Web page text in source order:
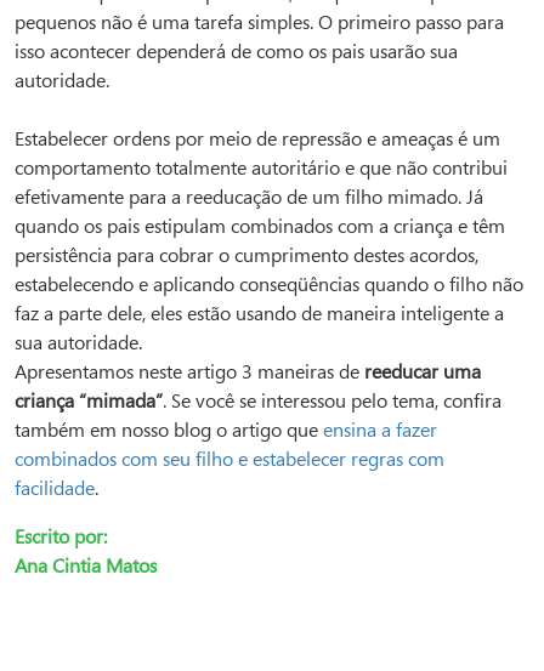
pequenos não é uma tarefa simples. O primeiro passo para
isso acontecer dependerá de como os pais usarão sua
autoridade.
Estabelecer ordens por meio de repressão e ameaças é um
comportamento totalmente autoritário e que não contribui
efetivamente para a reeducação de um filho mimado. Já
quando os pais estipulam combinados com a criança e têm
persistência para cobrar o cumprimento destes acordos,
estabelecendo e aplicando conseqüências quando o filho não
faz a parte dele, eles estão usando de maneira inteligente a
sua autoridade.
Apresentamos neste artigo 3 maneiras de reeducar uma
criança “mimada”. Se você se interessou pelo tema, confira
também em nosso blog o artigo queensina a fazer
combinados com seu filho e estabelecer regras com
facilidade.
Escrito por:
Ana Cintia Matos